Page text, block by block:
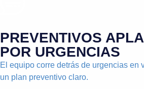
PREVENTIVOS
POR URGENCIAS
El equipo corre detrás de urgencias en
un plan preventivo claro.